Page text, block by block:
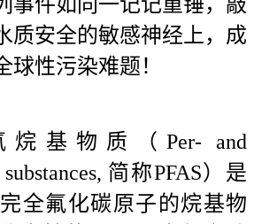
质安全的敏感神经上，成
球性污染难题！
基物质（Per- and
简称PFAS）是
全氟化碳原子的烷基物